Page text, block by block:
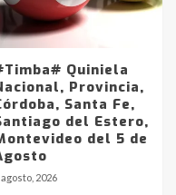
Quiniela
Provincia,
Santa Fe,
del Estero,
del 5 de
agosto, 2026